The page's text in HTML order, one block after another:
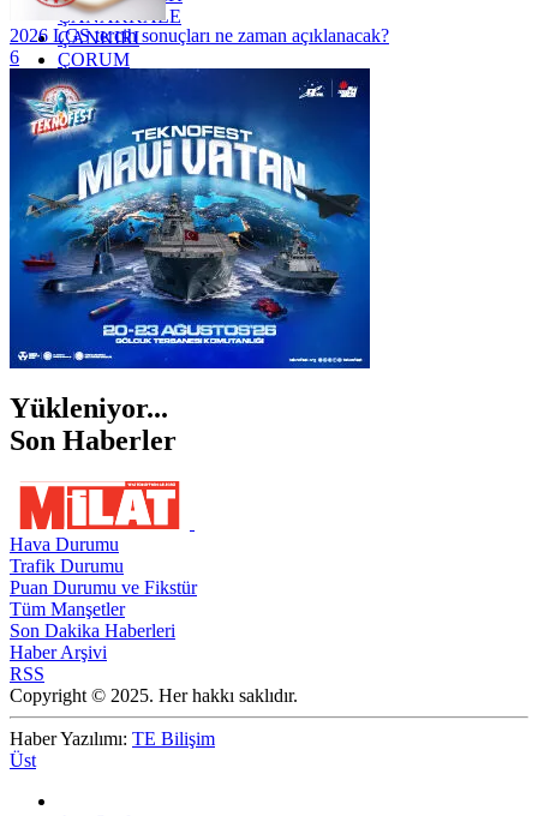
ÇANAKKALE
ÇANKIRI
ÇORUM
İSTANBUL
İZMİR
ŞANLIURFA
ŞIRNAK
2026 LGS tercih sonuçları ne zaman açıklanacak?
6
Yükleniyor...
Son Haberler
Hava Durumu
Trafik Durumu
Puan Durumu ve Fikstür
Tüm Manşetler
Son Dakika Haberleri
Haber Arşivi
RSS
Copyright © 2025. Her hakkı saklıdır.
Haber Yazılımı: TE Bilişim
Üst